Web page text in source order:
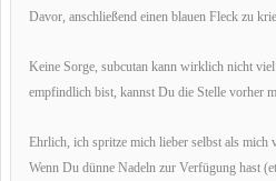
Davor, anschließend einen blauen Fleck zu
Keine Sorge, subcutan kann wirklich nicht
empfindlich bist, kannst Du die Stelle vorher
Ehrlich, ich spritze mich lieber selbst als mich
Wenn Du dünne Nadeln zur Verfügung hast